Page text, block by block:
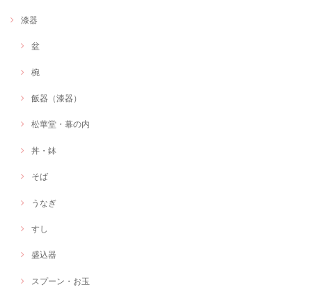
漆器
盆
椀
飯器（漆器）
松華堂・幕の内
丼・鉢
そば
うなぎ
すし
盛込器
スプーン・お玉